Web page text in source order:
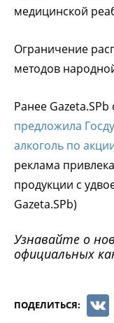
медицинской
Ограничение
методов
Ранее
предложила
алкоголь по
реклама
продукции с
Gazeta.SPb)
Узнавайте о
официальных
ПОДЕЛИТЬСЯ: